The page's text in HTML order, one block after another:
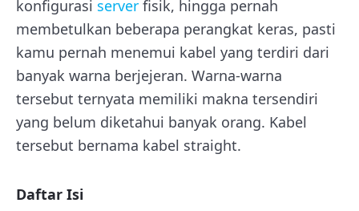
konfigurasi server fisik, hingga pernah
membetulkan beberapa perangkat keras, pasti
kamu pernah menemui kabel yang terdiri dari
banyak warna berjejeran. Warna-warna
tersebut ternyata memiliki makna tersendiri
yang belum diketahui banyak orang. Kabel
tersebut bernama kabel straight.
Daftar Isi